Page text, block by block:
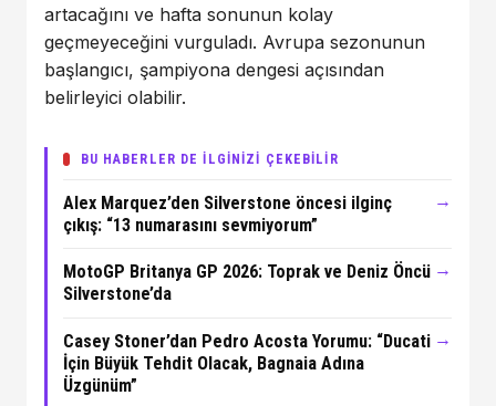
artacağını ve hafta sonunun kolay
geçmeyeceğini vurguladı. Avrupa sezonunun
başlangıcı, şampiyona dengesi açısından
belirleyici olabilir.
BU HABERLER DE İLGİNİZİ ÇEKEBİLİR
Alex Marquez’den Silverstone öncesi ilginç
çıkış: “13 numarasını sevmiyorum”
→
MotoGP Britanya GP 2026: Toprak ve Deniz Öncü
Silverstone’da
→
Casey Stoner’dan Pedro Acosta Yorumu: “Ducati
İçin Büyük Tehdit Olacak, Bagnaia Adına
Üzgünüm”
→